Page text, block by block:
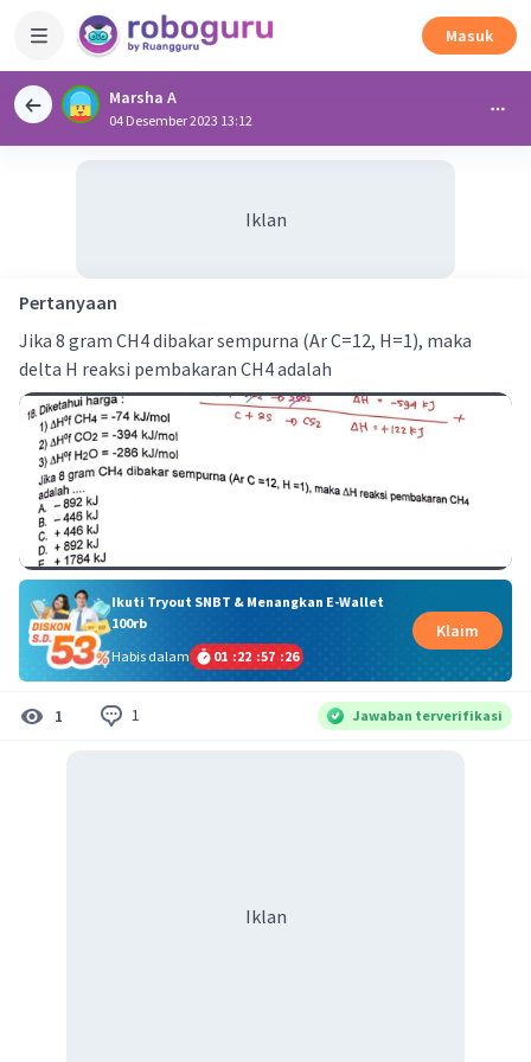
Masuk
Marsha A
04 Desember 2023 13:12
Iklan
Pertanyaan
Jika 8 gram CH4 dibakar sempurna (Ar C=12, H=1), maka
delta H reaksi pembakaran CH4 adalah
Ikuti Tryout SNBT & Menangkan E-Wallet
100rb
Habis dalam
01 :22 :57 :25
Klaim
1 1 Jawaban terverifikasi
Iklan